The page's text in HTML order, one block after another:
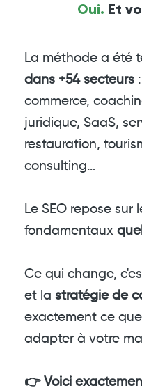
Oui. Et
La méthode a été
dans +54 secteurs
commerce,
juridique, SaaS,
restauration,
consulting…
Le SEO repose sur
fondamentaux
Ce qui change,
et la stratégie de
exactement ce
adapter à votre
👉 Voici